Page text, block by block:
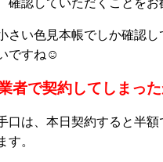
さい色見本帳でしか確認
ですね☺
で契約してしまった
口は、本日契約すると半
。